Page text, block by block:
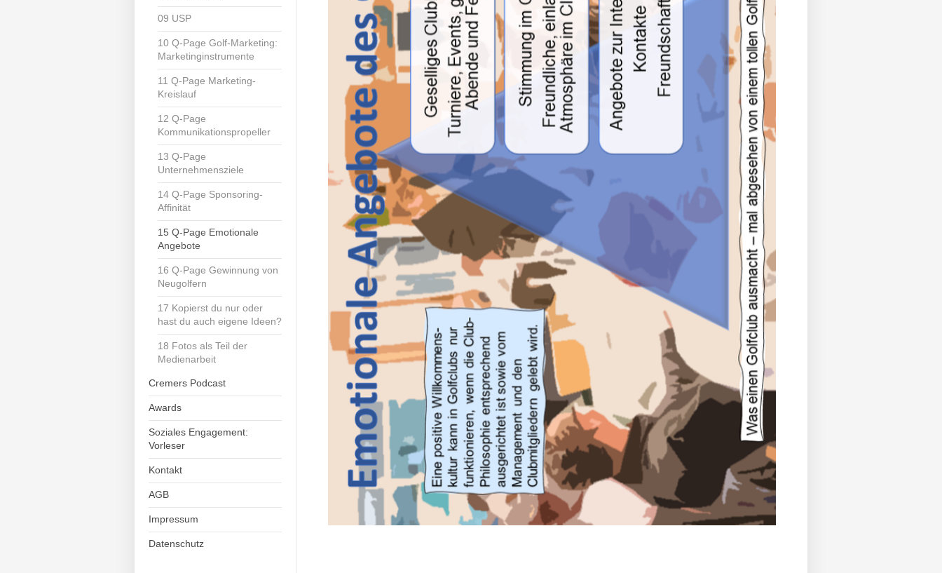
09 USP
10 Q-Page Golf-Marketing:
Marketinginstrumente
11 Q-Page Marketing-
Kreislauf
12 Q-Page
Kommunikationspropeller
13 Q-Page
Unternehmensziele
14 Q-Page Sponsoring-
Affinität
15 Q-Page Emotionale
Angebote
16 Q-Page Gewinnung von
Neugolfern
17 Kopierst du nur oder
hast du auch eigene Ideen?
18 Fotos als Teil der
Medienarbeit
Cremers Podcast
Awards
Soziales Engagement:
Vorleser
Kontakt
AGB
Impressum
Datenschutz